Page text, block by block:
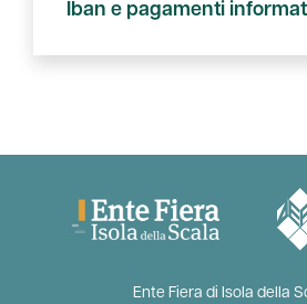
Iban e pagamenti
Ente Fiera di Isola della